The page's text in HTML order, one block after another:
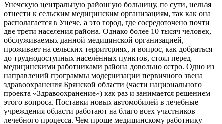
Унечскую центральную районную больницу, по сути, нельзя
отнести к сельским медицинским организациям, так как она
располагается в Унече, а это город, где сосредоточено почти
две трети населения района. Однако более 10 тысяч человек,
обслуживаемых данной медицинской организацией,
проживает на сельских территориях, и вопрос, как добраться
до труднодоступных населённых пунктов, стоял перед
медицинскими работниками района довольно остро. Одно из
направлений программы модернизации первичного звена
здравоохранения Брянской области (части национального
проекта «Здравоохранение») как раз и занимается решением
этого вопроса. Поставки новых автомобилей в лечебные
учреждения области работают на благо всех участников
лечебного процесса. Чем проще медицинскому работнику